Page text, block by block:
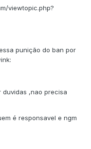
viewtopic.php?
punição do ban por
,nao precisa
é responsavel e ngm